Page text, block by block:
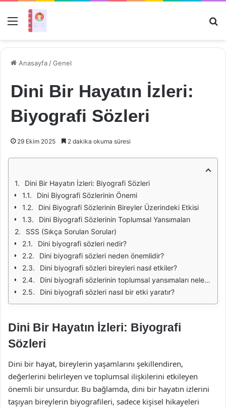
Menü
Anasayfa /Genel
Dini Bir Hayatın İzleri:
Biyografi Sözleri
29 Ekim 2025 2 dakika okuma süresi
Dini Bir Hayatın İzleri: Biyografi Sözleri
Dini Biyografi Sözlerinin Önemi
Dini Biyografi Sözlerinin Bireyler Üzerindeki Etkisi
Dini Biyografi Sözlerinin Toplumsal Yansımaları
SSS (Sıkça Sorulan Sorular)
Dini biyografi sözleri nedir?
Dini biyografi sözleri neden önemlidir?
Dini biyografi sözleri bireyleri nasıl etkiler?
Dini biyografi sözlerinin toplumsal yansımaları nelerdir?
Dini biyografi sözleri nasıl bir etki yaratır?
Dini Bir Hayatın İzleri: Biyografi
Sözleri
Dini bir hayat, bireylerin yaşamlarını şekillendiren,
değerlerini belirleyen ve toplumsal ilişkilerini etkileyen
önemli bir unsurdur. Bu bağlamda, dini bir hayatın izlerini
taşıyan bireylerin biyografileri, sadece kişisel hikayeleri